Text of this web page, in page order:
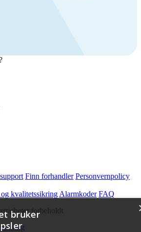
Finn forhandler Personvernpolicy
kvalitetssikring Alarmkoder FAQ
forbeholdt
bruker